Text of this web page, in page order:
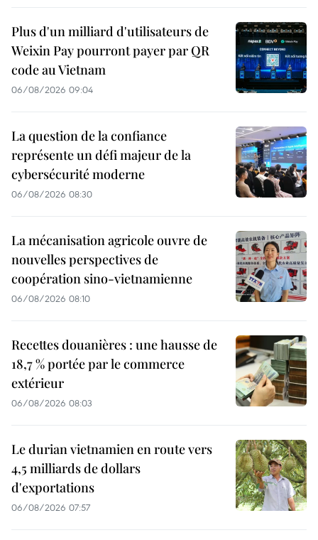
Plus d'un milliard d'utilisateurs de
Weixin Pay pourront payer par QR
code au Vietnam
06/08/2026 09:04
La question de la confiance
représente un défi majeur de la
cybersécurité moderne
06/08/2026 08:30
La mécanisation agricole ouvre de
nouvelles perspectives de
coopération sino-vietnamienne
06/08/2026 08:10
Recettes douanières : une hausse de
18,7 % portée par le commerce
extérieur
06/08/2026 08:03
Le durian vietnamien en route vers
4,5 milliards de dollars
d'exportations
06/08/2026 07:57